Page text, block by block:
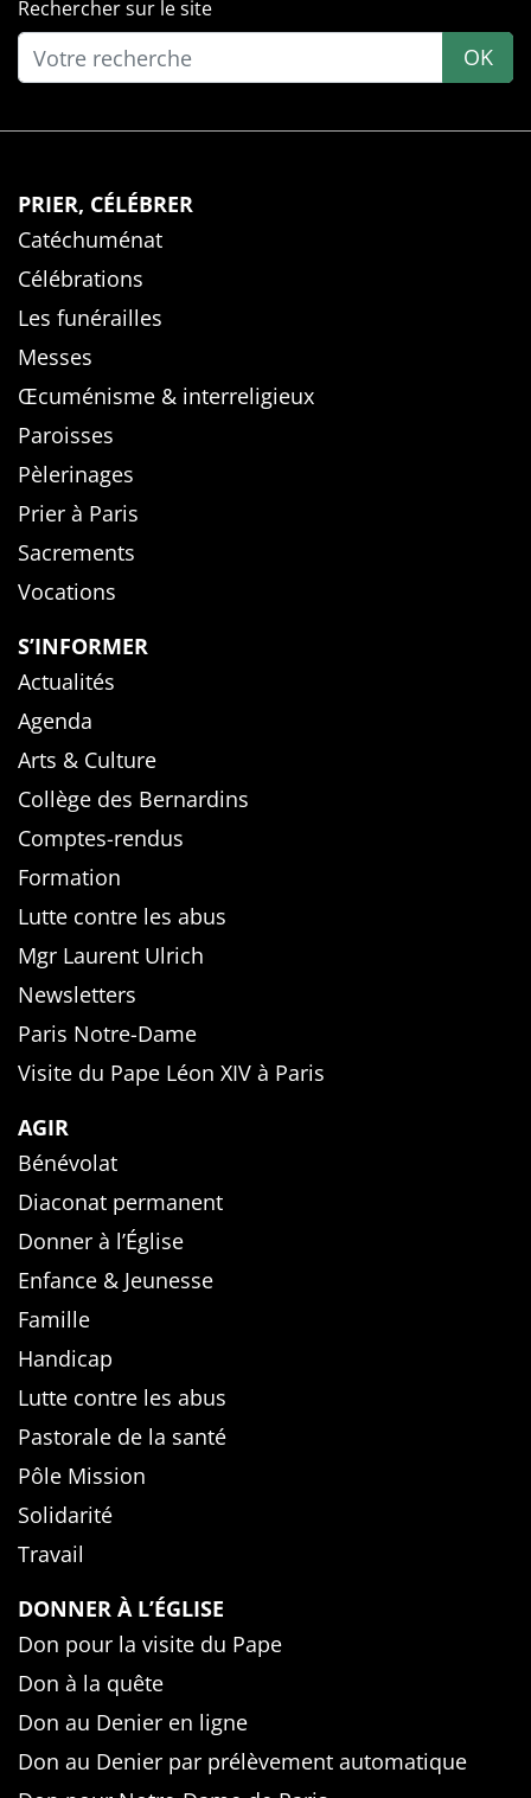
Rechercher sur le site
OK
PRIER, CÉLÉBRER
Catéchuménat
Célébrations
Les funérailles
Messes
Œcuménisme & interreligieux
Paroisses
Pèlerinages
Prier à Paris
Sacrements
Vocations
S’INFORMER
Actualités
Agenda
Arts & Culture
Collège des Bernardins
Comptes-rendus
Formation
Lutte contre les abus
Mgr Laurent Ulrich
Newsletters
Paris Notre-Dame
Visite du Pape Léon XIV à Paris
AGIR
Bénévolat
Diaconat permanent
Donner à l’Église
Enfance & Jeunesse
Famille
Handicap
Lutte contre les abus
Pastorale de la santé
Pôle Mission
Solidarité
Travail
DONNER À L’ÉGLISE
Don pour la visite du Pape
Don à la quête
Don au Denier en ligne
Don au Denier par prélèvement automatique